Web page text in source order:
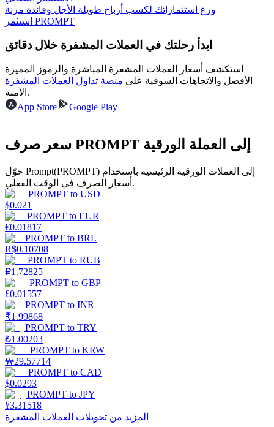
احصل على مكافآت تنافسية يوميًا
التوقيع المساحي
عوائد عالية والوصول الفوري
Launchpool
وزع استثماراتك لكسب أرباح طويلة الأجل وفائدة مرنة
استثمر PROMPT
ابدأ رحلتك في العملات المشفرة خلال دقائق
استكشف أسعار العملات المشفرة المباشرة والرموز المميزة
الأفضل والاتجاهات السوقية على منصة تداول العملات المشفرة
الآمنة.
App Store
Google Play
سعر صرف PROMPT إلى العملة الورقية
حوّل Prompt(PROMPT) إلى العملات الورقية الرئيسية باستخدام
أسعار الصرف في الوقت الفعلي.
PROMPT to USD
$0.021
PROMPT to EUR
€0.01817
PROMPT to BRL
R$0.10708
PROMPT to RUB
₽1.72825
PROMPT to GBP
£0.01557
PROMPT to INR
₹1.99868
PROMPT to TRY
₺1.00203
PROMPT to KRW
₩29.57714
PROMPT to CAD
$0.0293
PROMPT to JPY
¥3.31518
المزيد من تحويلات العملات المشفرة